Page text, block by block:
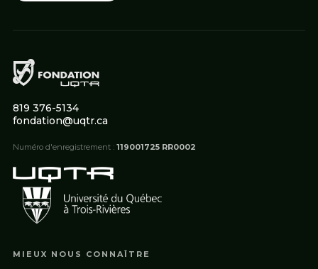
819 376-5134
fondation@uqtr.ca
Numéro d'enregistrement : 119001725 RR0002
MIEUX NOUS CONNAÎTRE